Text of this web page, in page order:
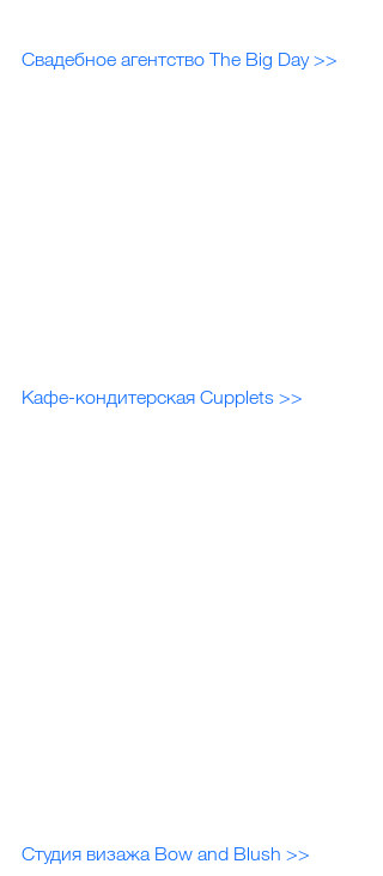
Свадебное агентство The Big Day >>
Кафе-кондитерская Cupplets >>
Студия визажа Bow and Blush >>